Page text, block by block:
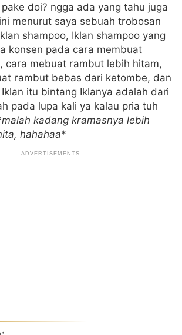
doi? ngga ada yang tahu juga
menurut saya sebuah trobosan
shampoo, Iklan shampoo yang
konsen pada cara membuat
cara mebuat rambut lebih hitam,
rambut bebas dari ketombe, dan
itu bintang Iklanya adalah dari
pada lupa kali ya kalau pria tuh
malah kadang kramasnya lebih
hahahaa*